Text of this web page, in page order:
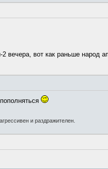
вечера, вот как раньше народ
и раздражителен.